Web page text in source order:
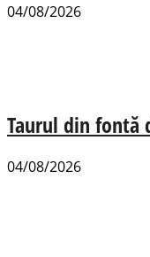
04/08/2026
Taurul din fontă
04/08/2026